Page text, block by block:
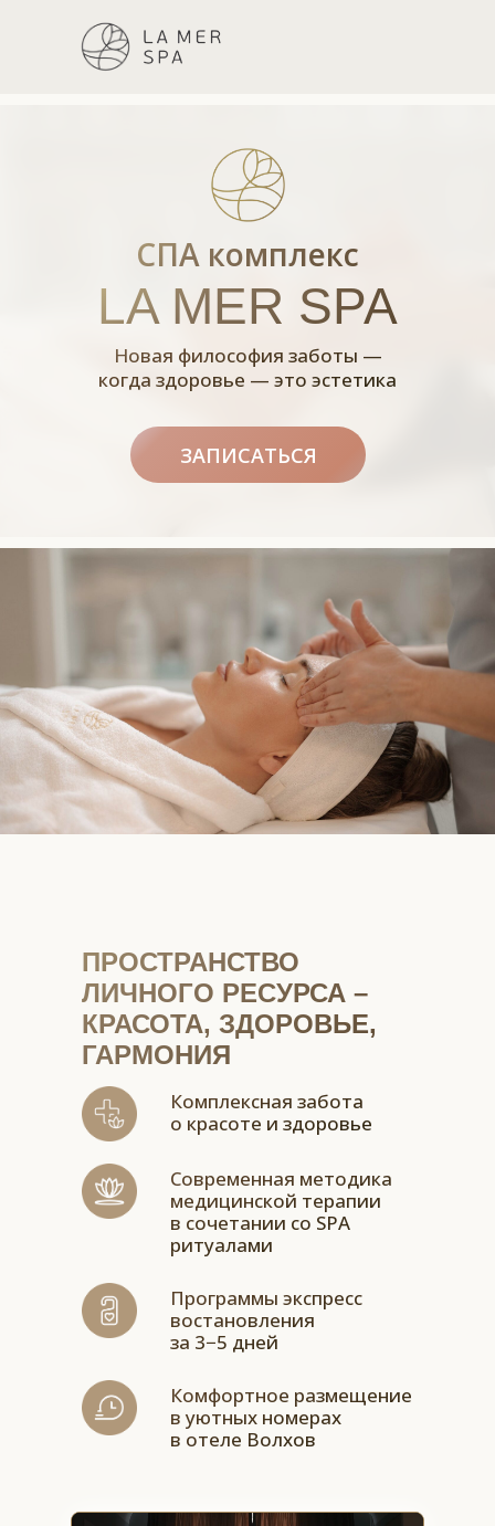
Новая философи я заботы —
когда здоровье — это эстетика
ЗАПИСАТЬСЯ
СПА комплекс
LA MER SPA
ПРОСТРАНСТВО
ЛИЧНОГО РЕСУРСА –
КРАСОТА, ЗДОРОВЬЕ,
ГАРМОНИЯ
Комфортное размещение
в уютных номерах
в отеле Волхов
Программы экспресс
востановления
за 3−5 дней
Современная методика
медицинской терапии
в сочетании со SPA
ритуалами
Комплексная забота
о красоте и здоровье